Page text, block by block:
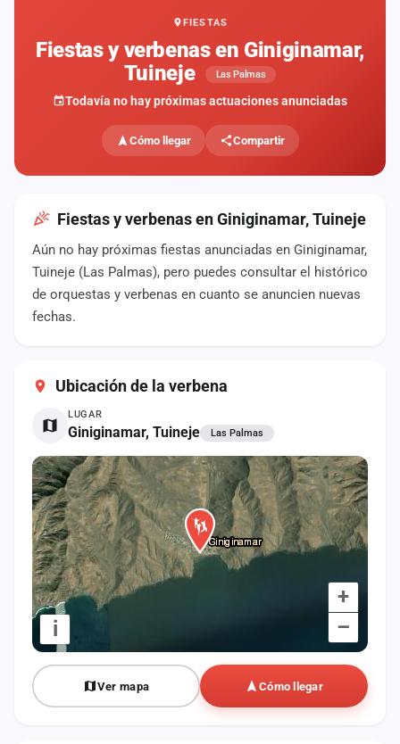
FIESTAS
Fiestas y verbenas en Giniginamar,
Tuineje
Las Palmas
Todavía no hay próximas actuaciones anunciadas
Cómo llegar Compartir
Fiestas y verbenas en Giniginamar, Tuineje
Aún no hay próximas fiestas anunciadas en Giniginamar,
Tuineje (Las Palmas), pero puedes consultar el histórico
de orquestas y verbenas en cuanto se anuncien nuevas
fechas.
Ubicación de la verbena
LUGAR
Giniginamar, Tuineje Las Palmas
+
–
i
Ver mapa Cómo llegar
fiestas
Componentes
Agencias
Rankings
Vídeos
Anuncios
Contacto